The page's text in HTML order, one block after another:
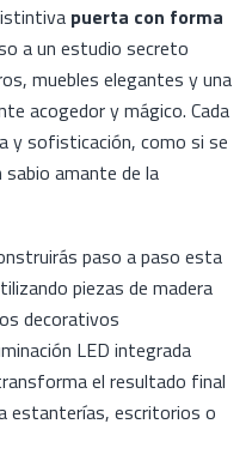
puerta con forma
a un estudio secreto
muebles elegantes y una
acogedor y mágico. Cada
y sofisticación, como si se
amante de la
paso a paso esta
piezas de madera
decorativos
LED integrada
el resultado final
estanterías, escritorios o